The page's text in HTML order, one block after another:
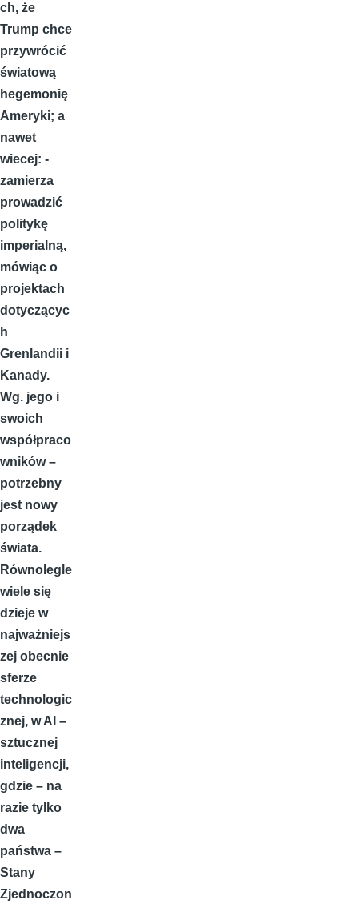
ch, że
Trump chce
przywrócić
światową
hegemonię
Ameryki; a
nawet
wiecej: -
zamierza
prowadzić
politykę
imperialną,
mówiąc o
projektach
dotyczącyc
h
Grenlandii i
Kanady.
Wg. jego i
swoich
współpraco
wników –
potrzebny
jest nowy
porządek
świata.
Równolegle
wiele się
dzieje w
najważniejs
zej obecnie
sferze
technologic
znej, w AI –
sztucznej
inteligencji,
gdzie – na
razie tylko
dwa
państwa –
Stany
Zjednoczon